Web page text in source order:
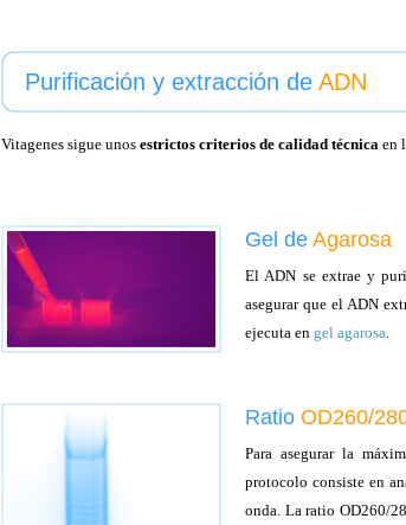
Purificación y extracción de ADN
Vitagenes sigue unos estrictos criterios de calidad técnica en
Gel de Agarosa
El ADN se extrae y
asegurar que el ADN
ejecuta en gel agarosa
Ratio OD260/
Para asegurar la
protocolo consiste en
onda. La ratio OD260/